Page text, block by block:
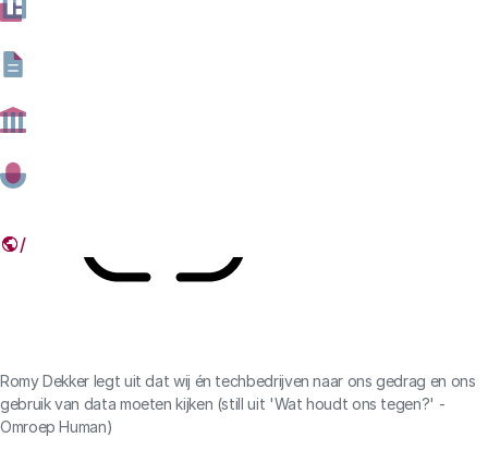
24 JUNI 2024
Romy Dekker legt uit dat wij én techbedrijven naar ons gedrag en ons
gebruik van data moeten kijken (still uit 'Wat houdt ons tegen?' -
Omroep Human)